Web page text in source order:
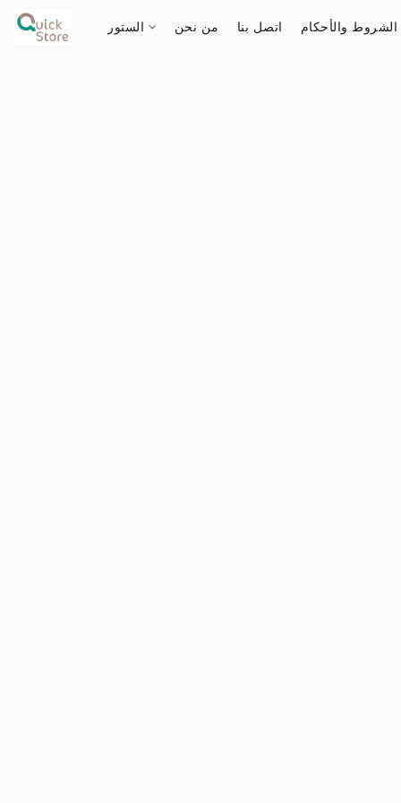
من نحن اتصل بنا الشروط والأحكام